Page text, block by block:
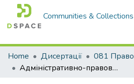
Communities & Collections
Home
Дисертації
081 Право
Адміністративно-правове забезпечення діяльності підрозділів кримінального аналізу Національної поліції України